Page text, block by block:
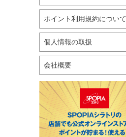
スケートボード
野球・ソフトボール
ゴルフ
卓球用品
バッグ・サングラス
ハンドボール用品
ラグビー用品
グランドゴルフ
ポイント利用規約について
個人情報の取扱
会社概要